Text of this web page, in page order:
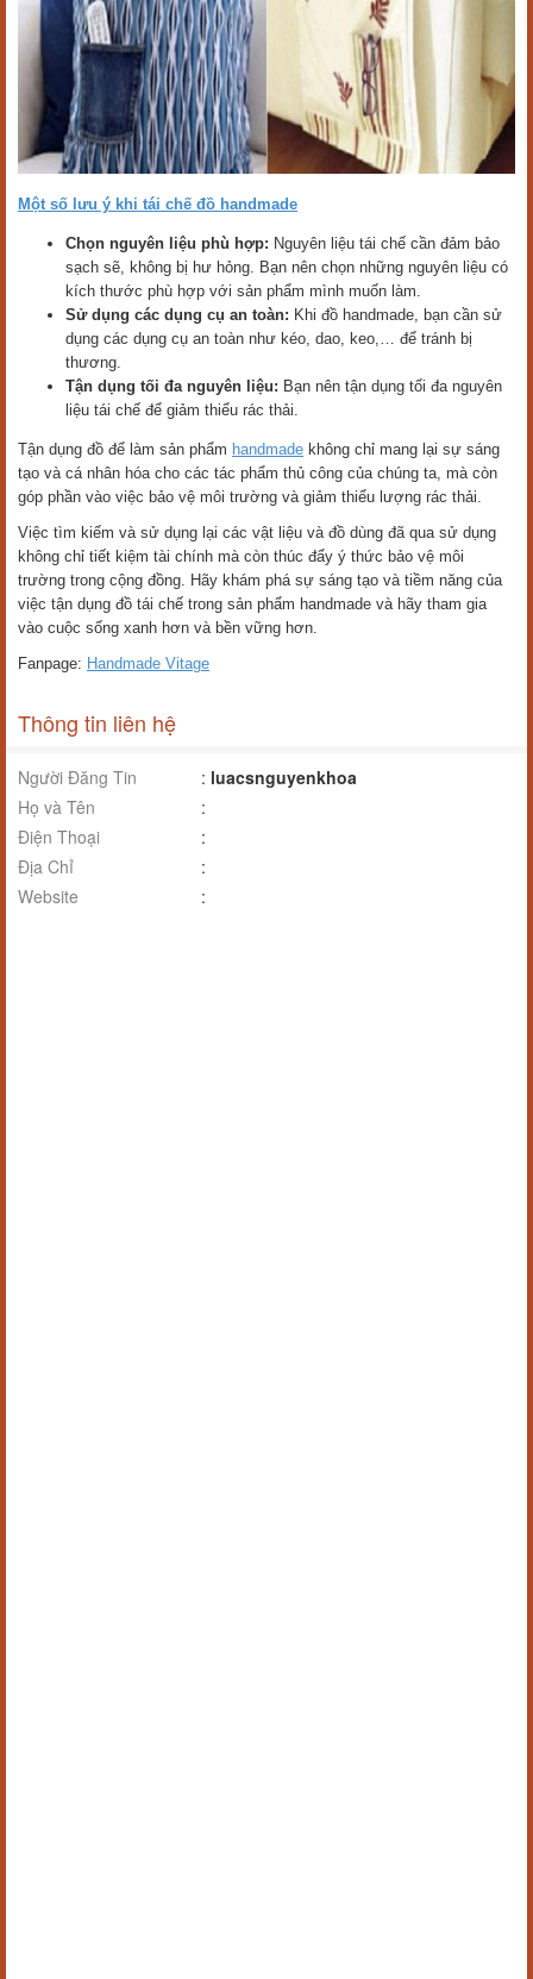
Một số lưu ý khi tái chế đồ handmade
Chọn nguyên liệu phù hợp: Nguyên liệu tái chế cần đảm bảo
sạch sẽ, không bị hư hỏng. Bạn nên chọn những nguyên liệu có
kích thước phù hợp với sản phẩm mình muốn làm.
Sử dụng các dụng cụ an toàn: Khi đồ handmade, bạn cần sử
dụng các dụng cụ an toàn như kéo, dao, keo,… để tránh bị
thương.
Tận dụng tối đa nguyên liệu: Bạn nên tận dụng tối đa nguyên
liệu tái chế để giảm thiểu rác thải.
Tận dụng đồ để làm sản phẩm handmade không chỉ mang lại sự sáng
tạo và cá nhân hóa cho các tác phẩm thủ công của chúng ta, mà còn
góp phần vào việc bảo vệ môi trường và giảm thiểu lượng rác thải.
Việc tìm kiếm và sử dụng lại các vật liệu và đồ dùng đã qua sử dụng
không chỉ tiết kiệm tài chính mà còn thúc đẩy ý thức bảo vệ môi
trường trong cộng đồng. Hãy khám phá sự sáng tạo và tiềm năng của
việc tận dụng đồ tái chế trong sản phẩm handmade và hãy tham gia
vào cuộc sống xanh hơn và bền vững hơn.
Fanpage: Handmade Vitage
Thông tin liên hệ
Người Đăng Tin : luacsnguyenkhoa
Họ và Tên
:
Điện Thoại
:
Địa Chỉ
:
Website
: